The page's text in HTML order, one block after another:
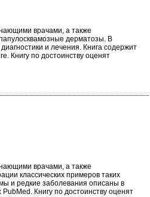
врачами, а также
дерматозы. В
и лечения. Книга содержит
Книгу по достоинству оценят
врачами, а также
классических примеров таких
и редкие заболевания описаны в
Книгу по достоинству оценят